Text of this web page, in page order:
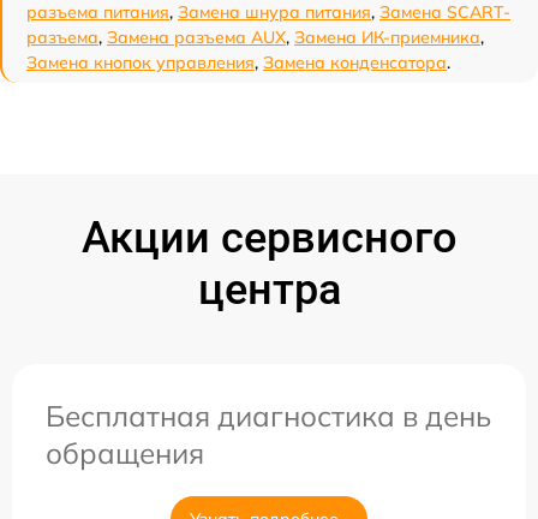
разъема питания, Замена шнура питания, Замена SCART-
разъема, Замена разъема AUX, Замена ИК-приемника,
Замена кнопок управления, Замена конденсатора.
Акции сервисного
центра
Бесплатная диагностика в день
обращения